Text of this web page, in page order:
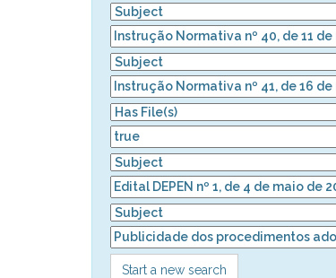
Start a new search